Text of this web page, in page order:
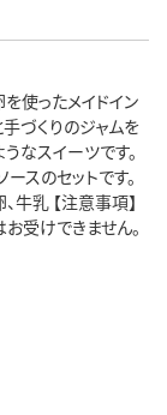
使ったメイドイン
づくりのジャムを
なスイーツです。
スのセットです。
牛乳 【注意事項】
受けできません。